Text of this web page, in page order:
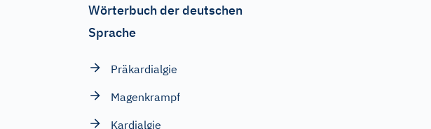
Wörterbuch der deutschen
Sprache
Präkardialgie
Magenkrampf
Kardialgie